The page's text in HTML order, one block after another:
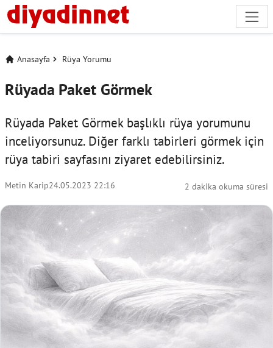
Anasayfa Rüya Yorumu
Rüyada Paket Görmek
Rüyada Paket Görmek başlıklı rüya yorumunu
inceliyorsunuz. Diğer farklı tabirleri görmek için
rüya tabiri sayfasını ziyaret edebilirsiniz.
Metin Karip24.05.2023 22:16 2 dakika okuma süresi